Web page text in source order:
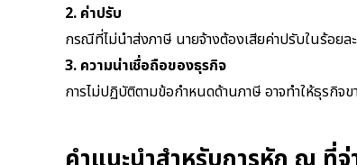
2. ค่าปรับ
กรณีที่ไม่นำส่งภาษี นายจ้างต้องเสียค่าปรับในร้อย
3. ความน่าเชื่อถือของธุรกิจ
การไม่ปฏิบัติตามข้อกำหนดด้านภาษี อาจทำให้ธุรกิจ